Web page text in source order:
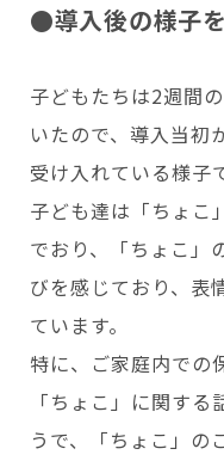
●導入後の様子を
子どもたちは2週間
いたので、導入当初
受け入れている様子
子ども達は「ちょこ
でおり、「ちょこ」
びを感じており、表
ています。
特に、ご家庭内での
「ちょこ」に関す
うで、「ちょこ」の